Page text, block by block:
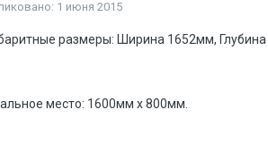
1 июня 2015
размеры: Ширина 1652мм,
место: 1600мм х 800мм.